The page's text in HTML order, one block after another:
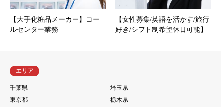
【大手化粧品メーカー】コー
ルセンター業務
【女性募集/英語を活かす/旅行
好き/シフト制希望休日可能】
エリア
千葉県
埼玉県
東京都
栃木県